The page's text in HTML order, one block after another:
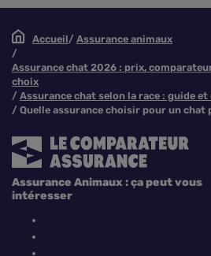
Accueil Assurance animaux
Assurance chat 2026 : prix,
choix
Assurance chat selon la race : guide
Quelle assurance choisir pour un chat
Assurance Animaux : ça peut vous
intéresser